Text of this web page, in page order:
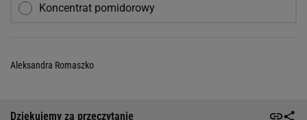
Koncentrat pomidorowy
Aleksandra Romaszko
Dziękujemy za przeczytanie